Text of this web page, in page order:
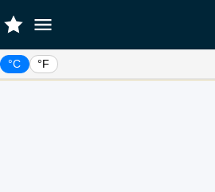
°C °F